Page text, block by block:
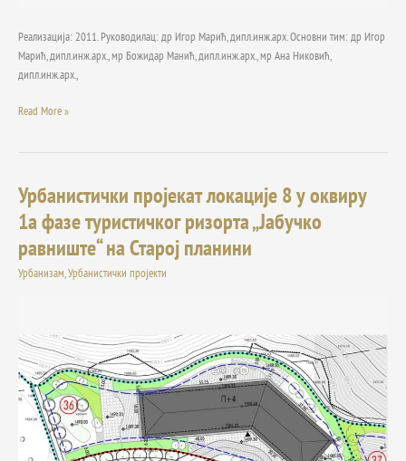
Реализација: 2011. Руководилац: др Игор Марић, дипл.инж.арх. Основни тим: др Игор
Марић, дипл.инж.арх., мр Божидар Манић, дипл.инж.арх., мр Ана Никовић,
дипл.инж.арх.,
Read More »
Урбанистички пројекат локације 8 у оквиру
1а фазе туристичког ризорта „Јабучко
равниште“ на Старој планини
Урбанизам,Урбанистички пројекти
Урбанистички
пројекат
локације
8
у
туристичког
ризорта
„Јабучко
равниште“
на
Старој
планини